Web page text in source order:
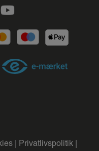
Youtube
| Privatlivspolitik |